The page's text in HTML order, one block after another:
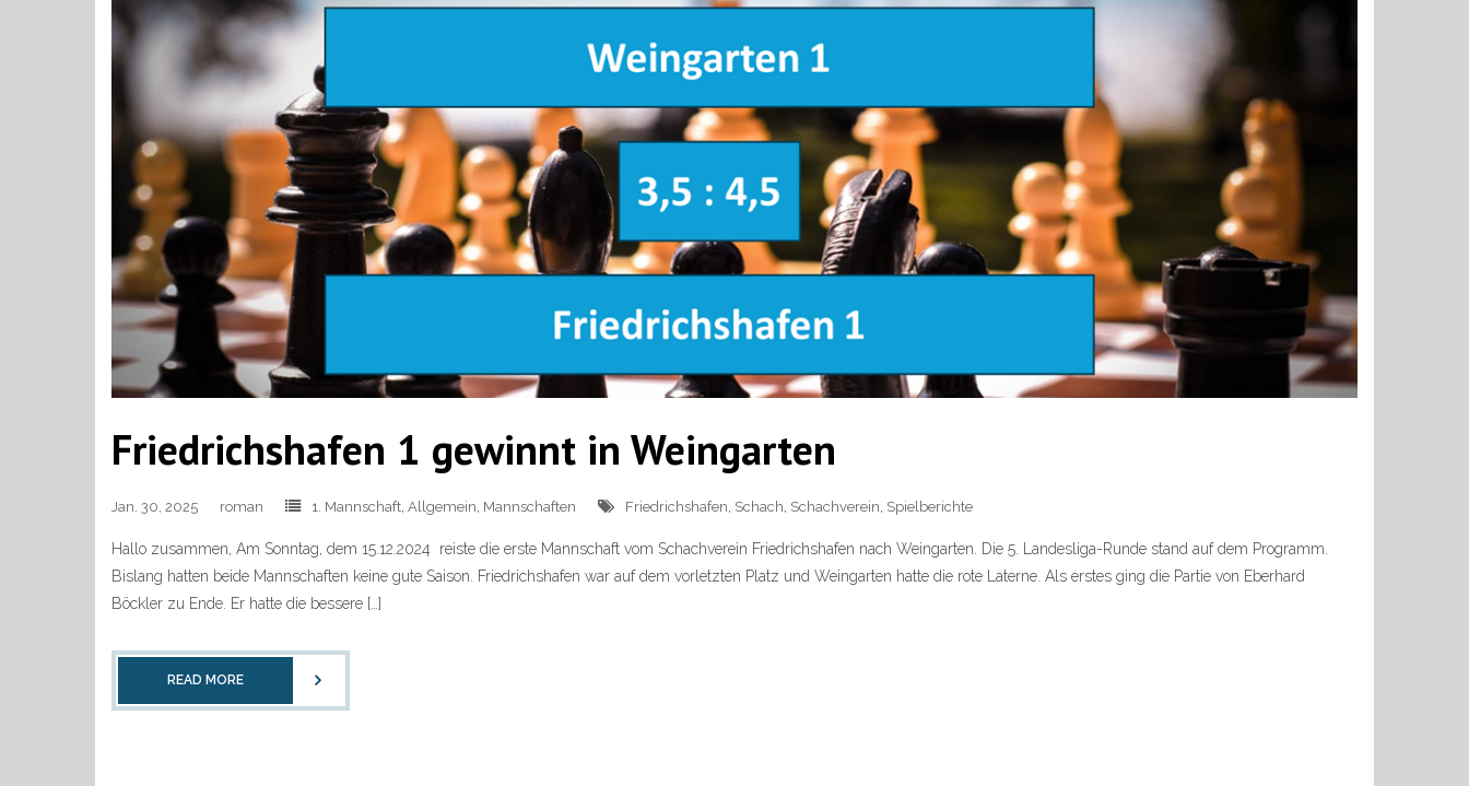
Friedrichshafen 1 gewinnt in Weingarten
Jan. 30, 2025 roman 1. Mannschaft, Allgemein, Mannschaften Friedrichshafen, Schach, Schachverein, Spielberichte
Hallo zusammen, Am Sonntag, dem 15.12.2024 reiste die erste Mannschaft vom Schachverein Friedrichshafen nach Weingarten. Die 5. Landesliga-Runde stand auf dem Programm.
Bislang hatten beide Mannschaften keine gute Saison. Friedrichshafen war auf dem vorletzten Platz und Weingarten hatte die rote Laterne. Als erstes ging die Partie von Eberhard
Böckler zu Ende. Er hatte die bessere […]
READ MORE